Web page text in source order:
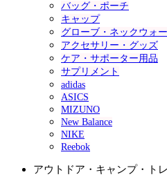
バッグ・ポーチ
キャップ
グローブ・ネックウォ
アクセサリー・グッズ
ケア・サポーター用品
サプリメント
adidas
ASICS
MIZUNO
New Balance
NIKE
Reebok
アウトドア・キャンプ・ト